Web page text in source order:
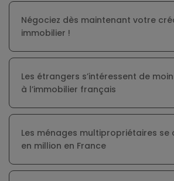
Négociez dès maintenant votre
immobilier !
Les étrangers s’intéressent de
à l’immobilier français
Les ménages multipropriétaires se
en million en France